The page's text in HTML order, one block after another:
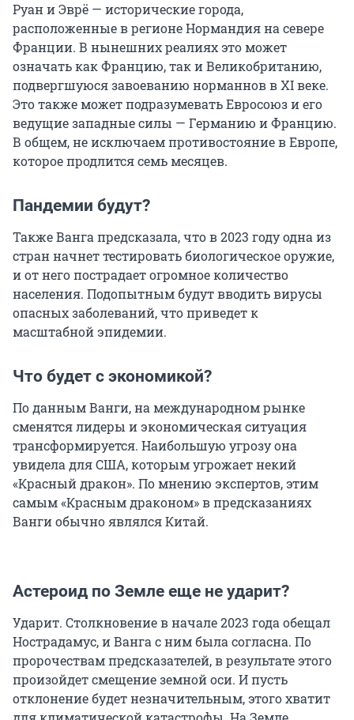
Руан и Эврё — исторические города,
расположенные в регионе Нормандия на севере
Франции. В нынешних реалиях это может
означать как Францию, так и Великобританию,
подвергшуюся завоеванию норманнов в XI веке.
Это также может подразумевать Евросоюз и его
ведущие западные силы — Германию и Францию.
В общем, не исключаем противостояние в Европе,
которое продлится семь месяцев.
Пандемии будут?
Также Ванга предсказала, что в 2023 году одна из
стран начнет тестировать биологическое оружие,
и от него пострадает огромное количество
населения. Подопытным будут вводить вирусы
опасных заболеваний, что приведет к
масштабной эпидемии.
Что будет с экономикой?
По данным Ванги, на международном рынке
сменятся лидеры и экономическая ситуация
трансформируется. Наибольшую угрозу она
увидела для США, которым угрожает некий
«Красный дракон». По мнению экспертов, этим
самым «Красным драконом» в предсказаниях
Ванги обычно являлся Китай.
Астероид по Земле еще не ударит?
Ударит. Столкновение в начале 2023 года обещал
Нострадамус, и Ванга с ним была согласна. По
пророчествам предсказателей, в результате этого
произойдет смещение земной оси. И пусть
отклонение будет незначительным, этого хватит